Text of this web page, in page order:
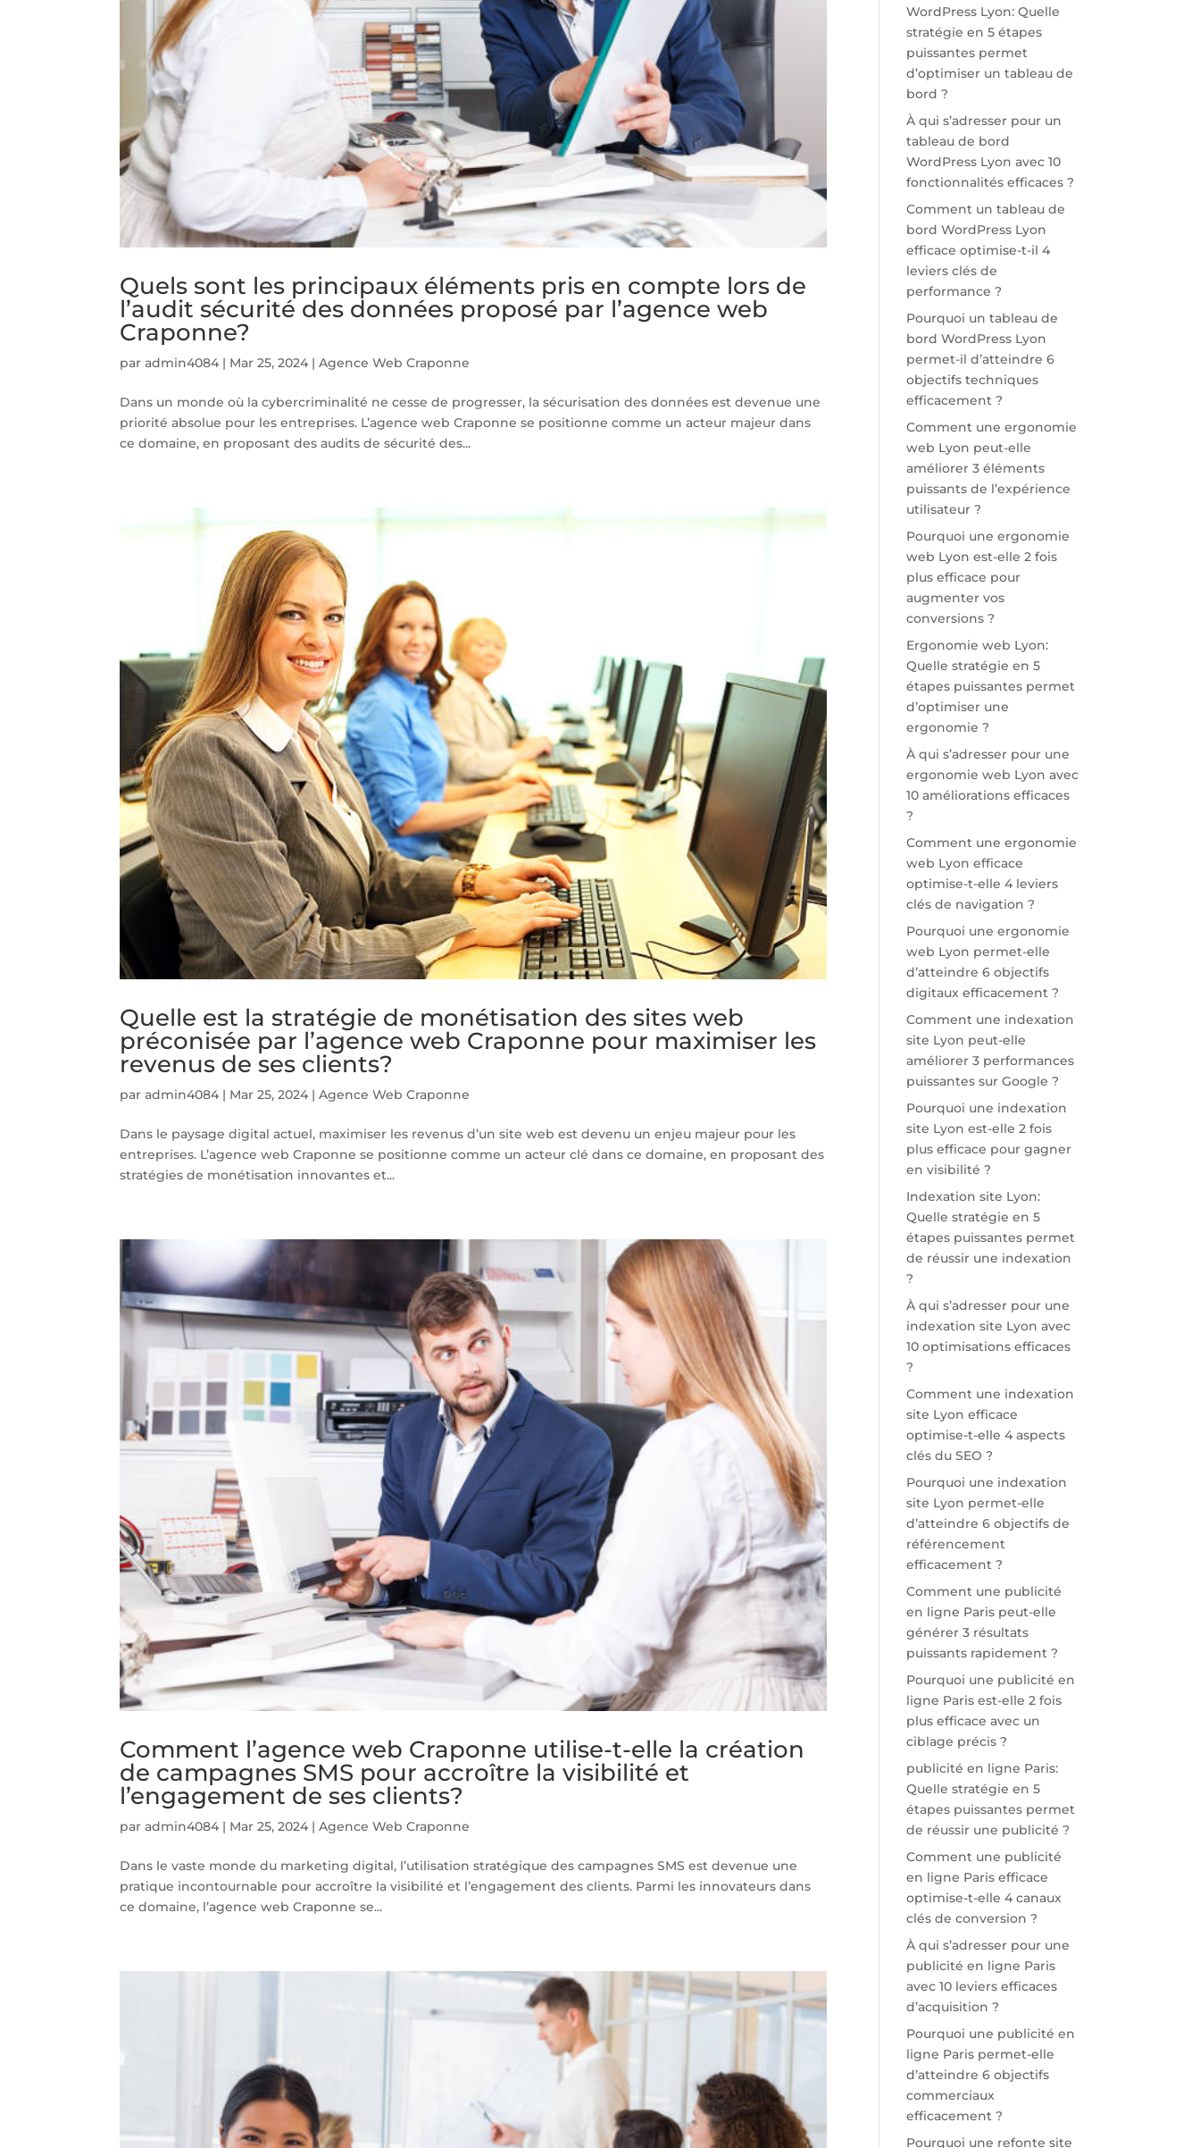
Quels sont les principaux éléments pris en compte lors de
l’audit sécurité des données proposé par l’agence web
Craponne?
paradmin4084 | Mar 25, 2024 |Agence Web Craponne
Dans un monde où la cybercriminalité ne cesse de progresser, la sécurisation des données est devenue une
priorité absolue pour les entreprises. L’agence web Craponne se positionne comme un acteur majeur dans
ce domaine, en proposant des audits de sécurité des...
Quelle est la stratégie de monétisation des sites web
préconisée par l’agence web Craponne pour maximiser les
revenus de ses clients?
paradmin4084 | Mar 25, 2024 |Agence Web Craponne
Dans le paysage digital actuel, maximiser les revenus d’un site web est devenu un enjeu majeur pour les
entreprises. L’agence web Craponne se positionne comme un acteur clé dans ce domaine, en proposant des
stratégies de monétisation innovantes et...
Comment l’agence web Craponne utilise-t-elle la création
de campagnes SMS pour accroître la visibilité et
l’engagement de ses clients?
paradmin4084 | Mar 25, 2024 |Agence Web Craponne
Dans le vaste monde du marketing digital, l’utilisation stratégique des campagnes SMS est devenue une
pratique incontournable pour accroître la visibilité et l’engagement des clients. Parmi les innovateurs dans
ce domaine, l’agence web Craponne se...
WordPress Lyon: Quelle
stratégie en 5 étapes
puissantes permet
d’optimiser un tableau de
bord ?
À qui s’adresser pour un
tableau de bord
WordPress Lyon avec 10
fonctionnalités efficaces ?
Comment un tableau de
bord WordPress Lyon
efficace optimise-t-il 4
leviers clés de
performance ?
Pourquoi un tableau de
bord WordPress Lyon
permet-il d’atteindre 6
objectifs techniques
efficacement ?
Comment une ergonomie
web Lyon peut-elle
améliorer 3 éléments
puissants de l’expérience
utilisateur ?
Pourquoi une ergonomie
web Lyon est-elle 2 fois
plus efficace pour
augmenter vos
conversions ?
Ergonomie web Lyon:
Quelle stratégie en 5
étapes puissantes permet
d’optimiser une
ergonomie ?
À qui s’adresser pour une
ergonomie web Lyon avec
10 améliorations efficaces
?
Comment une ergonomie
web Lyon efficace
optimise-t-elle 4 leviers
clés de navigation ?
Pourquoi une ergonomie
web Lyon permet-elle
d’atteindre 6 objectifs
digitaux efficacement ?
Comment une indexation
site Lyon peut-elle
améliorer 3 performances
puissantes sur Google ?
Pourquoi une indexation
site Lyon est-elle 2 fois
plus efficace pour gagner
en visibilité ?
Indexation site Lyon:
Quelle stratégie en 5
étapes puissantes permet
de réussir une indexation
?
À qui s’adresser pour une
indexation site Lyon avec
10 optimisations efficaces
?
Comment une indexation
site Lyon efficace
optimise-t-elle 4 aspects
clés du SEO ?
Pourquoi une indexation
site Lyon permet-elle
d’atteindre 6 objectifs de
référencement
efficacement ?
Comment une publicité
en ligne Paris peut-elle
générer 3 résultats
puissants rapidement ?
Pourquoi une publicité en
ligne Paris est-elle 2 fois
plus efficace avec un
ciblage précis ?
publicité en ligne Paris:
Quelle stratégie en 5
étapes puissantes permet
de réussir une publicité ?
Comment une publicité
en ligne Paris efficace
optimise-t-elle 4 canaux
clés de conversion ?
À qui s’adresser pour une
publicité en ligne Paris
avec 10 leviers efficaces
d’acquisition ?
Pourquoi une publicité en
ligne Paris permet-elle
d’atteindre 6 objectifs
commerciaux
efficacement ?
Pourquoi une refonte site